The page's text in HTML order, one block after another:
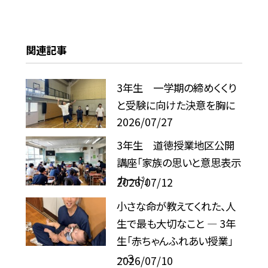
関連記事
3年生 一学期の締めくくり
と受験に向けた決意を胸に
2026/07/27
3年生 道徳授業地区公開
講座「家族の思いと意思表示
カード」
2026/07/12
小さな命が教えてくれた、人
生で最も大切なこと ― 3年
生「赤ちゃんふれあい授業」
―３
2026/07/10